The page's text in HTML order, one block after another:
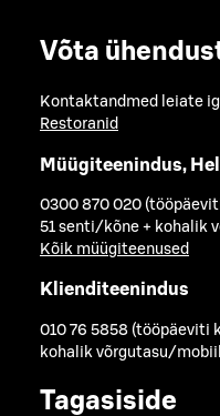
Võta
Kontaktandmed leiate
Restoranid
Müügiteenindus,
0300 870 020
51 senti/kõne + kohalik
Kõik müügiteenused
Klienditeenindus
010 76 5858 (tööpäeviti
kohalik võrgutasu/
Tagasiside